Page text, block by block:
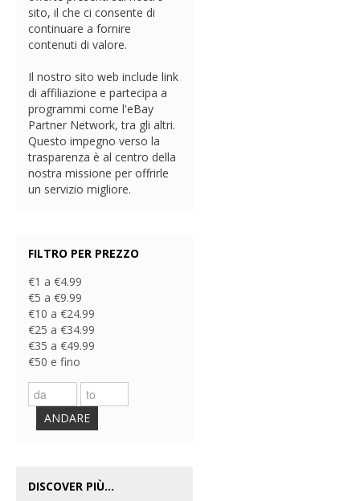
sito, il che ci consente di
continuare a fornire
contenuti di valore.
Il nostro sito web include link
di affiliazione e partecipa a
programmi come l'eBay
Partner Network, tra gli altri.
Questo impegno verso la
trasparenza è al centro della
nostra missione per offrirle
un servizio migliore.
FILTRO PER PREZZO
€1 a €4.99
€5 a €9.99
€10 a €24.99
€25 a €34.99
€35 a €49.99
€50 e fino
ANDARE
DISCOVER PIÙ...